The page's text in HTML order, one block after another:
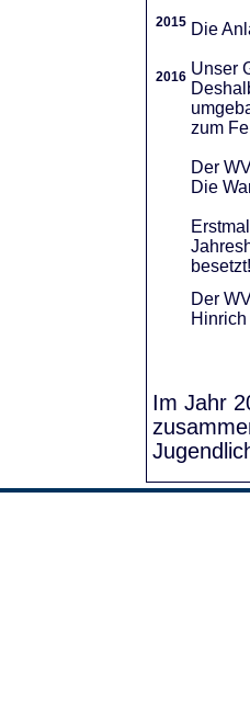
2015
2016
Die
Unser
zum
Der
Die
besetzt!
Der
Im Jahr